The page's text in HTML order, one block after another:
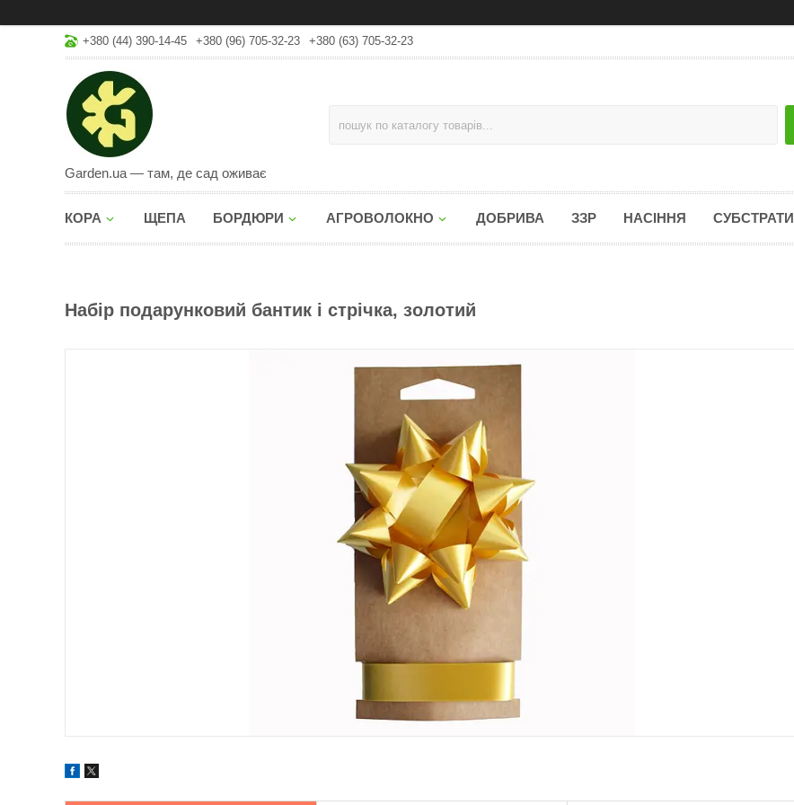
+380 (44) 390-14-45 +380 (96) 705-32-23 +380 (63) 705-32-23
Garden.ua — там, де сад оживає
КОРА ЩЕПА БОРДЮРИ АГРОВОЛОКНО ДОБРИВА ЗЗР НАСІННЯ СУБСТРАТИ
Набір подарунковий бантик і стрічка, золотий